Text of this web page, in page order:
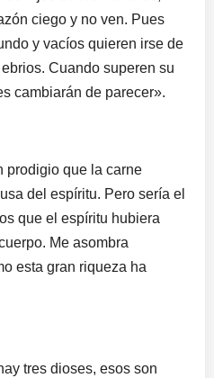
ciego y no ven. Pues
y vacíos quieren irse de
Cuando superen su
cambiarán de parecer».
prodigio que la carne
del espíritu. Pero sería el
que el espíritu hubiera
Me asombra
esta gran riqueza ha
tres dioses, esos son